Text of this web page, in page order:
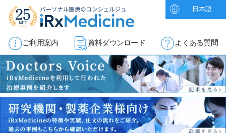
日本語
ご利用案内 資料ダウンロード よくある質問